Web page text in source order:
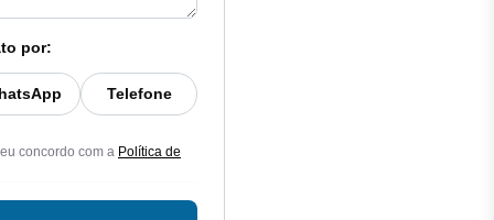
por:
Telefone
concordo com a Política de